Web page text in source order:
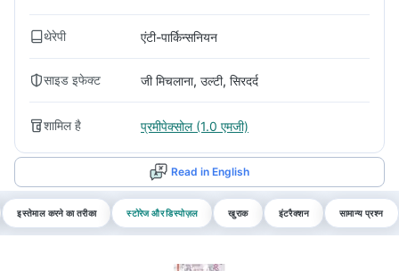
थेरेपी एंटी-पार्किन्सनियन
साइड इफेक्ट जी मिचलाना, उल्टी, सिरदर्द
शामिल है प्रमीपेक्सोल (1.0 एमजी)
Read in English
इस्तेमाल करने का तरीका स्टोरेज और डिस्पोज़ल खुराक इंटरैक्शन सामान्य प्रश्न